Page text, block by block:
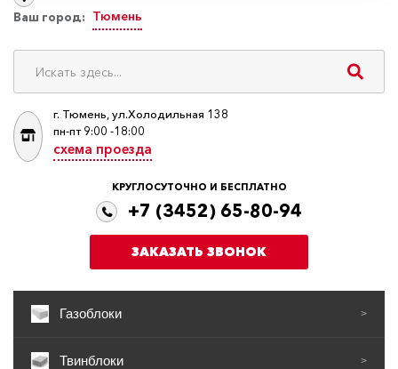
Ваш город: Тюмень
г. Тюмень, ул.Холодильная 138
пн-пт 9:00 -18:00
схема проезда
КРУГЛОСУТОЧНО И БЕСПЛАТНО
+7 (3452) 65-80-94
ЗАКАЗАТЬ ЗВОНОК
Газоблоки >
Твинблоки >